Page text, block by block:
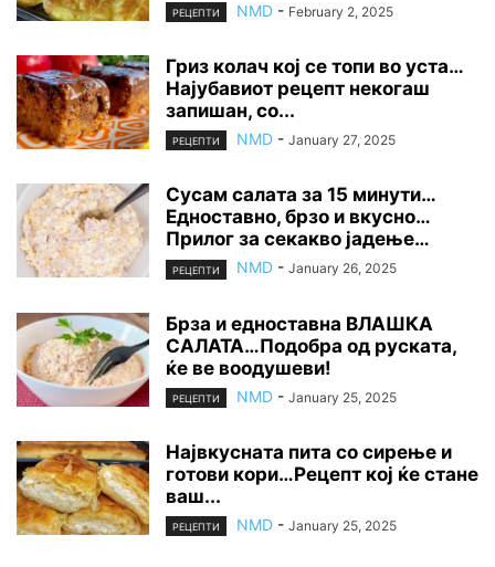
РЕЦЕПТИ NMD - February 2, 2025
Гриз колач кој се топи во уста…
Најубавиот рецепт некогаш
запишан, со...
РЕЦЕПТИ NMD - January 27, 2025
Сусам салата за 15 минути…
Едноставно, брзо и вкусно…
Прилог за секакво јадење…
РЕЦЕПТИ NMD - January 26, 2025
Брза и едноставна ВЛАШКА
САЛАТА…Подобра од руската,
ќе ве воодушеви!
РЕЦЕПТИ NMD - January 25, 2025
Највкусната пита со сирење и
готови кори…Рецепт кој ќе стане
ваш...
РЕЦЕПТИ NMD - January 25, 2025